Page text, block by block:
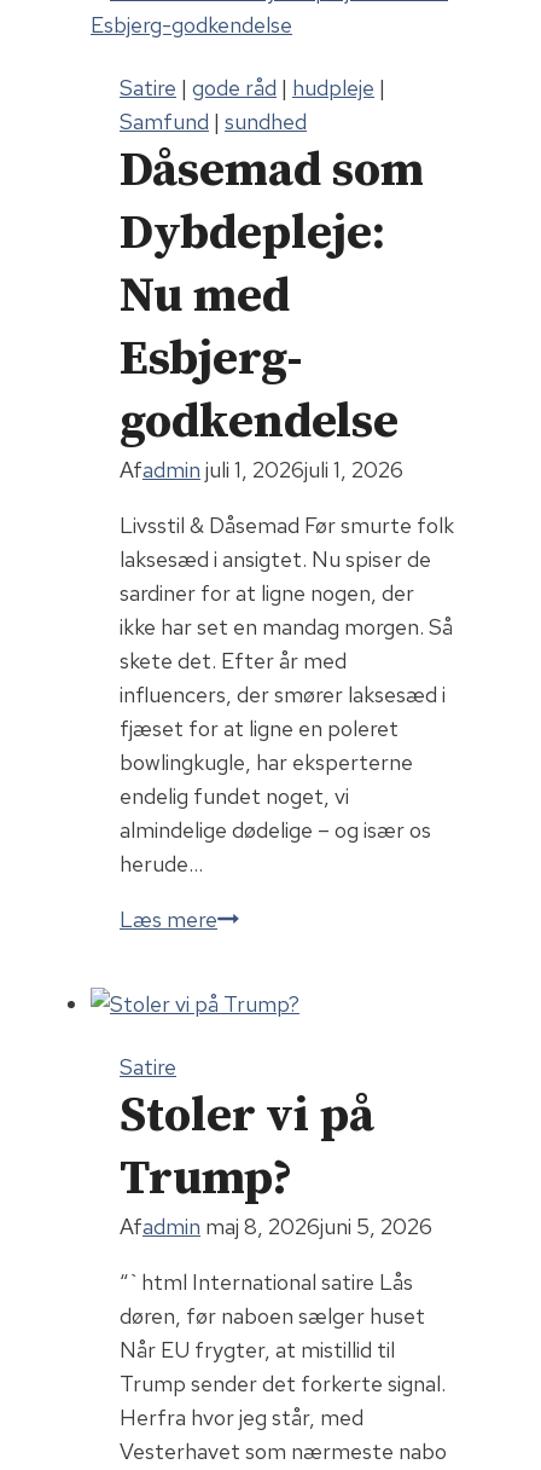
Satire | gode råd | hudpleje |
Samfund | sundhed
Dåsemad som
Dybdepleje:
Nu med
Esbjerg-
godkendelse
Afadmin juli 1, 2026juli 1, 2026
Livsstil & Dåsemad Før smurte folk
laksesæd i ansigtet. Nu spiser de
sardiner for at ligne nogen, der
ikke har set en mandag morgen. Så
skete det. Efter år med
influencers, der smører laksesæd i
fjæset for at ligne en poleret
bowlingkugle, har eksperterne
endelig fundet noget, vi
almindelige dødelige – og især os
herude…
Læs mereDåsemad
Nu
godkendelse
Satire
Stoler vi på
Trump?
Afadmin maj 8, 2026juni 5, 2026
“`html International satire Lås
døren, før naboen sælger huset
Når EU frygter, at mistillid til
Trump sender det forkerte signal.
Herfra hvor jeg står, med
Vesterhavet som nærmeste nabo